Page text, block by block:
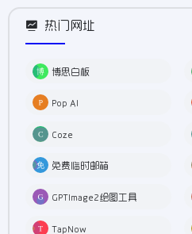
热门网址
博思白板
Pop AI
Coze
免费临时邮箱
GPTImage2绘图工具
TapNow